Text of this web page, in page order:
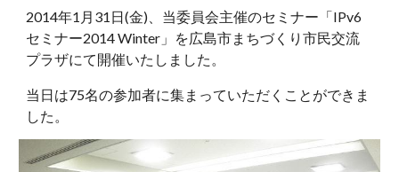
2014年1月31日(金)、当委員会主催のセミナー「IPv6
セミナー2014 Winter」を広島市まちづくり市民交流
プラザにて開催いたしました。
当日は75名の参加者に集まっていただくことができま
した。